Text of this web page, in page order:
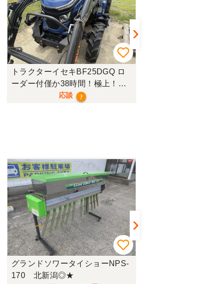
トラクターイセキBF25DGQ ロ
ーダー付僅か38時間！極上！現
応談 ?
グランドソワータイショーNPS-
170 北新潟◎★